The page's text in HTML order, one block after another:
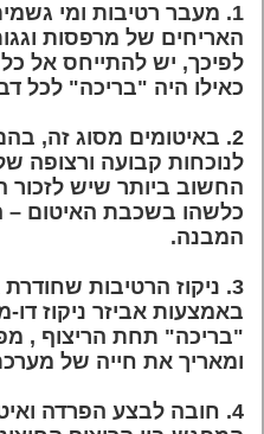
1. מעבר רטיבות ומי
האריחים של מרפסות
לפיכך, יש להתייחס אל
כאילו היה "בריכה" לכל
2. באיטומים מסוג זה,
לנוכחות קבועה ורצופה
החשוב ביותר שיש לזכור
כלשהו בשכבת האיטום –
המבנה.
3. ניקוז הרטיבות
באמצעות אביזר ניקוז דו-
"בריכה" תחת הריצוף ,
ומאריך את חייה של
4. חובה לבצע הפרדה